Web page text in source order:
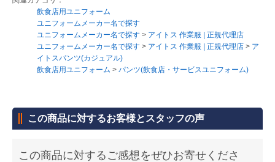
飲食店用ユニフォーム
ユニフォームメーカー名で探す
ユニフォームメーカー名で探す > アイトス 作業服 | 正規代理店
ユニフォームメーカー名で探す > アイトス 作業服 | 正規代理店 > ア
イトスパンツ(カジュアル)
飲食店用ユニフォーム > パンツ(飲食店・サービスユニフォーム)
この商品に対するお客様とスタッフの声
この商品に対するご感想をぜひお寄せくださ